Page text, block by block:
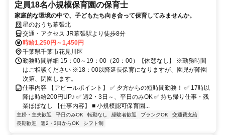
定員18名小規模保育園の保育士
家庭的な環境の中で、子どもたち向き合って保育してみませんか。
星のおうち幕張北
交通・アクセス JR幕張駅より徒歩8分
時給1,250円～1,450円
千葉県千葉市花見川区
勤務時間詳細 15：00～19：00（20：00）【休憩なし】 ※勤務時間
はご相談ください ※18：00以降延長保育になりますが、園児が降園
次第、閉園します。
仕事内容 【アピールポイント】 ✅ 夕方からの短時間勤務！ ✅ 17時以
降は時給200円UP♪ ✅ 週2・3日～、平日のみOK ✅ 持ち帰り仕事・残
業ほぼなし 【仕事内容】 ■ 小規模認可保育園...
主婦・主夫歓迎 平日のみOK 転勤なし 経験者歓迎 ブランクOK
交通費支給
長期歓迎
週2・3日からOK シフト制